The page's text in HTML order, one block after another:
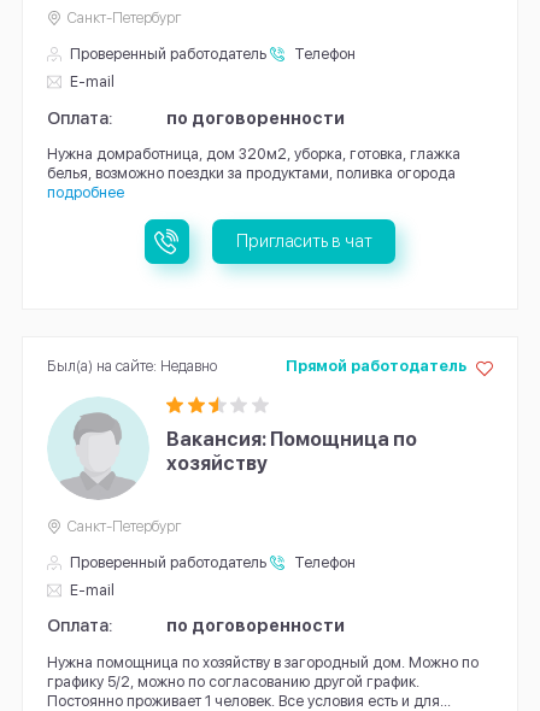
Проверенный работодатель
Телефон
E-mail
Санкт-Петербург
Оплата: по договоренности
Нужна домработница, дом 320м2, уборка, готовка, глажка
белья, возможно поездки за продуктами, поливка огорода
подробнее
Пригласить в чат
Вакансия: Помощница по
хозяйству
Проверенный работодатель
Телефон
E-mail
Прямой работодатель
Санкт-Петербург
Оплата: по договоренности
Нужна помощница по хозяйству в загородный дом. Можно по
графику 5/2, можно по согласованию другой график.
Постоянно проживает 1 человек. Все условия есть и для...
Был(а) на сайте: Недавно